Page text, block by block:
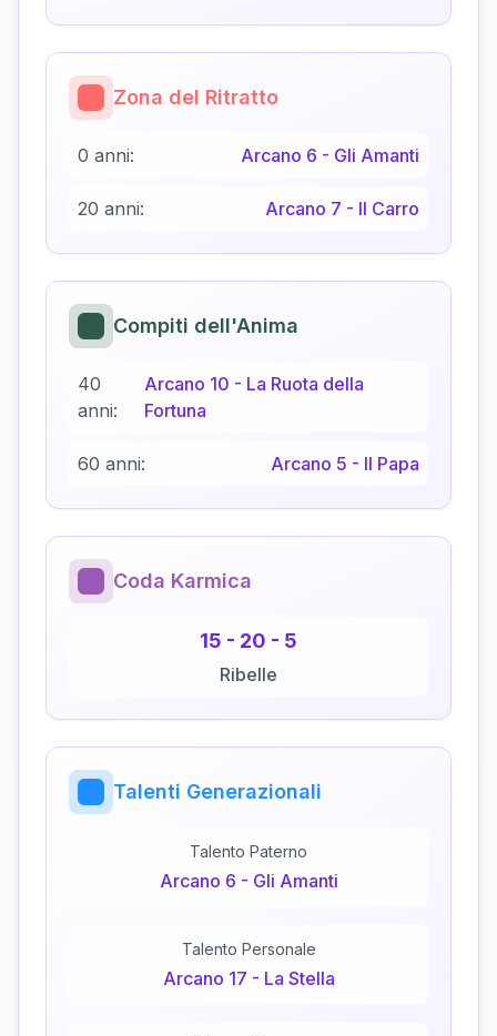
Zona del Ritratto
0 anni: Arcano 6 - Gli Amanti
20 anni: Arcano 7 - Il Carro
Compiti dell'Anima
40
anni:
Arcano 10 - La Ruota della
Fortuna
60 anni: Arcano 5 - Il Papa
Coda Karmica
15 - 20 - 5
Ribelle
Talenti Generazionali
Talento Paterno
Arcano 6 - Gli Amanti
Talento Personale
Arcano 17 - La Stella